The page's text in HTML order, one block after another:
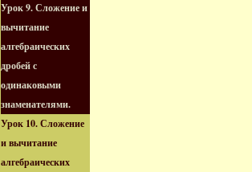
Урок 9. Сложение и
вычитание
алгебраических
дробей с
одинаковыми
знаменателями.
Урок 10. Сложение
и вычитание
алгебраических